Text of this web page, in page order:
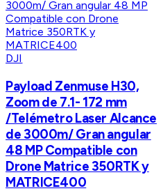
DJI
Payload Zenmuse H30,
Zoom de 7.1- 172 mm
/Telémetro Laser Alcance
de 3000m/ Gran angular
48 MP Compatible con
Drone Matrice 350RTK y
MATRICE400